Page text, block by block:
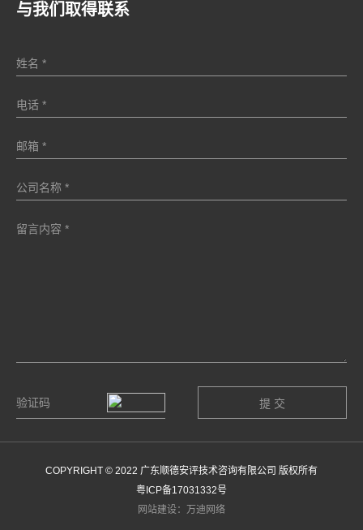
与我们取得联系
COPYRIGHT © 2022 广东顺德安评技术咨询有限公司 版权所有
粤ICP备17031332号
网站建设：万迪网络